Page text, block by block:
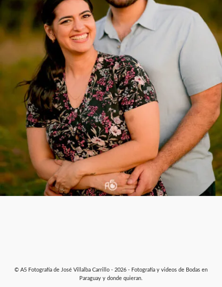
© A5 Fotografía de José Villalba Carrillo - 2026 - Fotografía y videos de Bodas en
Paraguay y donde quieran.